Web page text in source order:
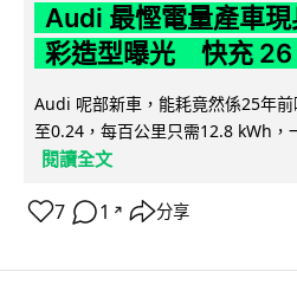
Audi 最慳電量產車
彩造型曝光 快充 26
Audi 呢部新車，能耗竟然係25年
至0.24，每百公里只需12.8 kWh，
閱讀全文
7 1 ↗ 分享